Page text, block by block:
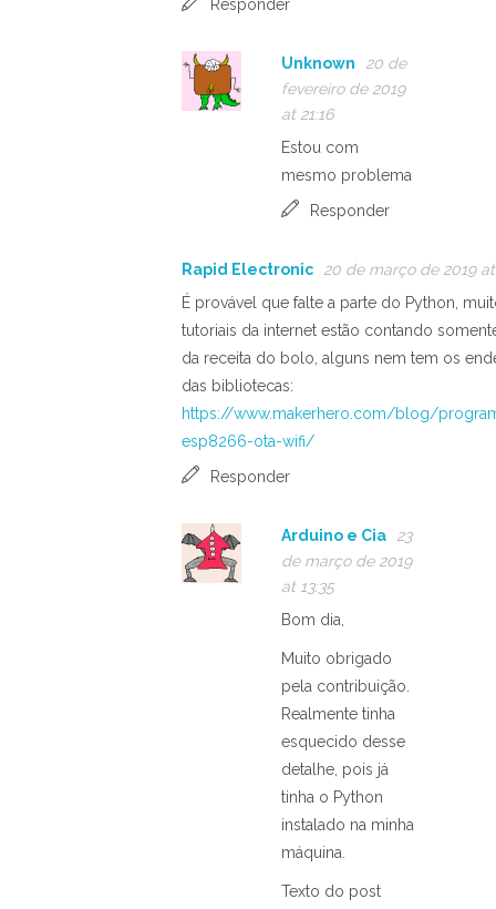
Responder
Unknown
20 de
fevereiro de 2019
at 21:16
Estou com
mesmo problema
Responder
Rapid Electronic
20 de março de 2019 at
É provável que falte a parte do Python,
tutoriais da internet estão contando
da receita do bolo, alguns nem tem os
das bibliotecas:
https://www.makerhero.com/blog/
esp8266-ota-wifi/
Responder
Arduino e Cia
23
de março de 2019
at 13:35
Bom dia,
Muito obrigado
pela contribuição.
Realmente tinha
esquecido desse
detalhe, pois já
tinha o Python
instalado na minha
máquina.
Texto do post